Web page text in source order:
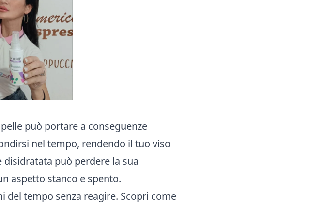
può portare a conseguenze
nel tempo, rendendo il tuo viso
disidratata può perdere la sua
aspetto stanco e spento.
del tempo senza reagire. Scopri come